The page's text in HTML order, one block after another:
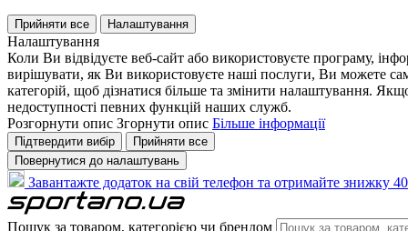
Прийняти все Налаштування
Налаштування
Коли Ви відвідуєте веб-сайт або використовуєте програму,
вирішувати, як Ви використовуєте наші послуги, Ви можете
категорій, щоб дізнатися більше та змінити налаштування.
недоступності певних функцій наших служб.
Розгорнути опис Згорнути опис Більше інформації
Підтвердити вибір
Прийняти все
Повернутися до налаштувань
Завантажте додаток на свій телефон та отримайте знижку
Пошук за товаром, категорією чи брендом